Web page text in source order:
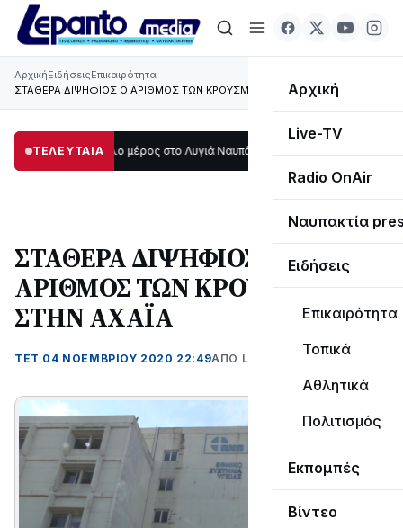
Αρχική
Live-TV
Radio OnAir
Ναυπακτία
Ειδήσεις
Επικαιρότητα
Τοπικά
Αθλητικά
Πολιτισμός
Εκπομπές
Βίντεο
ΑρχικήΕιδήσειςΕπικαιρότητα
ΣΤΑΘΕΡΑ ΔΙΨΗΦΙΟΣ Ο ΑΡΙΘΜΟΣ ΤΩΝ ΚΡΟΥΣΜΑΤΩΝ ΣΤΗΝ ΑΧΑΪΑ
ΤΕΛΕΥΤΑΙΑ
μεγάλο μέρος στο Λυγιά Ναυπάκτου12:08
ΣΤΑΘΕΡΑ ΔΙΨΗΦΙΟΣ Ο
ΑΡΙΘΜΟΣ ΤΩΝ ΚΡΟΥΣΜΑΤΩΝ
ΣΤΗΝ ΑΧΑΪΑ
ΤΕΤ 04 ΝΟΕΜΒΡΊΟΥ 2020 22:49ΑΠΌ LEPANTO RTV